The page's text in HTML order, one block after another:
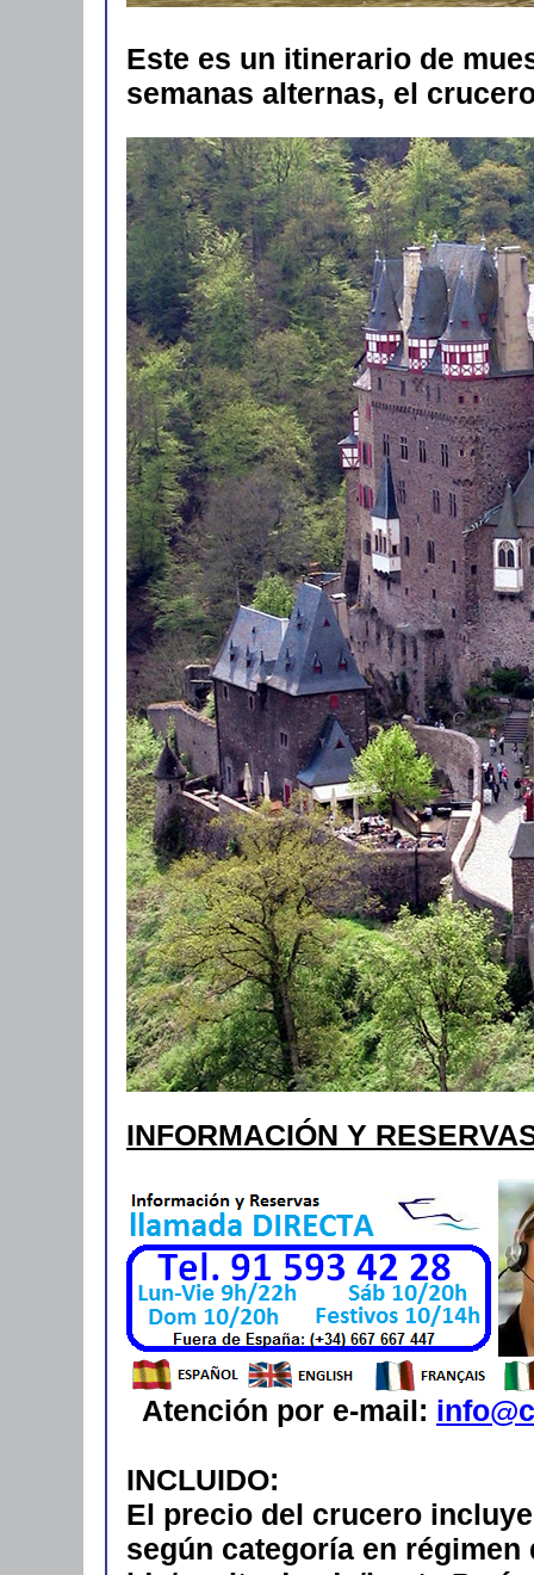
Este es un itinerario de
semanas alternas, el
INFORMACIÓN Y
Atención por e-mail:
INCLUIDO:
El precio del crucero
según categoría en régimen